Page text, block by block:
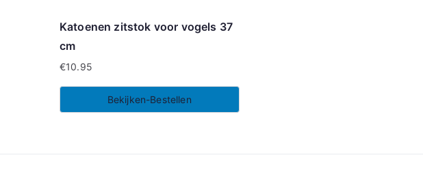
Katoenen zitstok voor vogels 37
cm
€10.95
Bekijken-Bestellen